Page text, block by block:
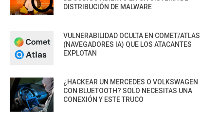
DISTRIBUCIÓN DE MALWARE
VULNERABILIDAD OCULTA EN COMET/ATLAS
(NAVEGADORES IA) QUE LOS ATACANTES
EXPLOTAN
¿HACKEAR UN MERCEDES O VOLKSWAGEN
CON BLUETOOTH? SOLO NECESITAS UNA
CONEXIÓN Y ESTE TRUCO